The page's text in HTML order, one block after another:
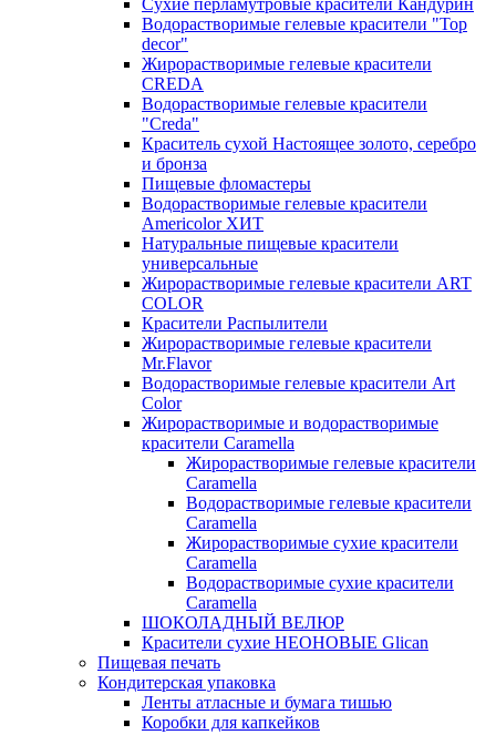
Сухие перламутровые красители Кандурин
Водорастворимые гелевые красители "Top
decor"
Жирорастворимые гелевые красители
CREDA
Водорастворимые гелевые красители
"Creda"
Краситель сухой Настоящее золото, серебро
и бронза
Пищевые фломастеры
Водорастворимые гелевые красители
Americolor ХИТ
Натуральные пищевые красители
универсальные
Жирорастворимые гелевые красители ART
COLOR
Красители Распылители
Жирорастворимые гелевые красители
Mr.Flavor
Водорастворимые гелевые красители Art
Color
Жирорастворимые и водорастворимые
красители Caramella
Жирорастворимые гелевые красители
Caramella
Водорастворимые гелевые красители
Caramella
Жирорастворимые сухие красители
Caramella
Водорастворимые сухие красители
Caramella
ШОКОЛАДНЫЙ ВЕЛЮР
Красители сухие НЕОНОВЫЕ Glican
Пищевая печать
Кондитерская упаковка
Ленты атласные и бумага тишью
Коробки для капкейков